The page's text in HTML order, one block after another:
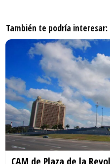
También te podría interesar:
CAM de Plaza de la